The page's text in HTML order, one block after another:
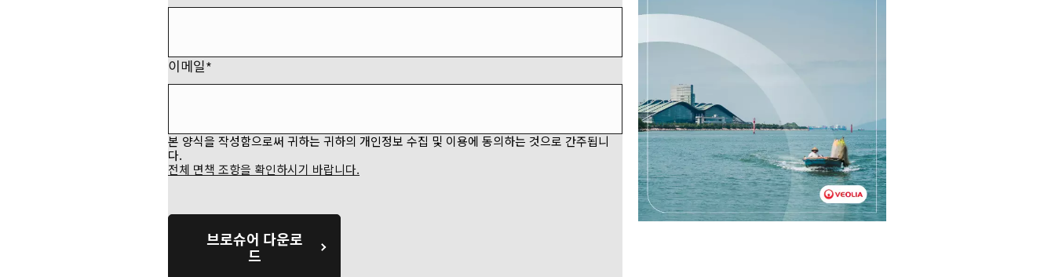
이메일
본 양식을 작성함으로써 귀하는 귀하의 개인정보 수집 및 이용에 동의하는 것으로 간주됩니
다.
전체 면책 조항을 확인하시기 바랍니다.